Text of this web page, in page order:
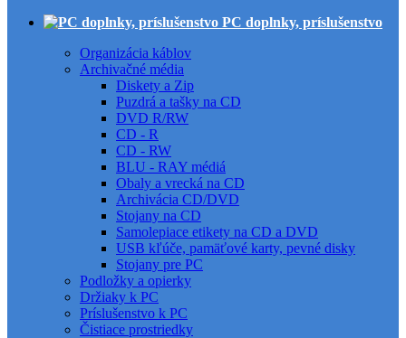
PC doplnky, príslušenstvo
Organizácia káblov
Archivačné média
Diskety a Zip
Puzdrá a tašky na CD
DVD R/RW
CD - R
CD - RW
BLU - RAY médiá
Obaly a vrecká na CD
Archivácia CD/DVD
Stojany na CD
Samolepiace etikety na CD a DVD
USB kľúče, pamäťové karty, pevné disky
Stojany pre PC
Podložky a opierky
Držiaky k PC
Príslušenstvo k PC
Čistiace prostriedky